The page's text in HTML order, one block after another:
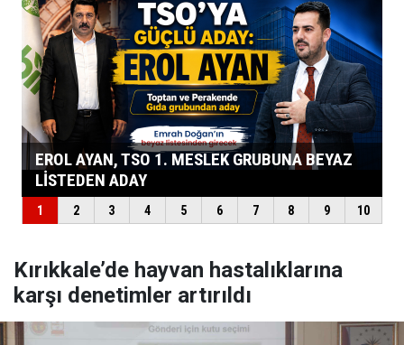
Kırıkkale’de hayvan hastalıklarına
karşı denetimler artırıldı